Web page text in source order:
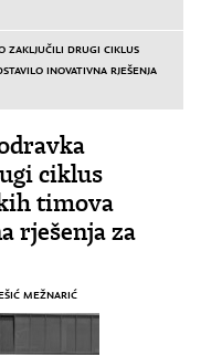
ZAKLJUČILI DRUGI CIKLUS
INOVATIVNA RJEŠENJA
ciklus
timova
rješenja za
MEŽNARIĆ